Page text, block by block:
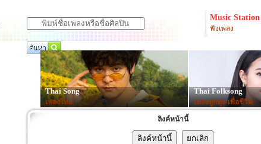
Music Station
ฟังเพลง
Thai Song
เพลงไทย
Thai Folksong
เพลงลูกทุ่ง-เพื่อชีวิต
ลิงค์หน้านี้